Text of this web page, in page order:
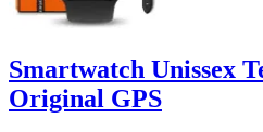
Smartwatch Unissex
Original GPS